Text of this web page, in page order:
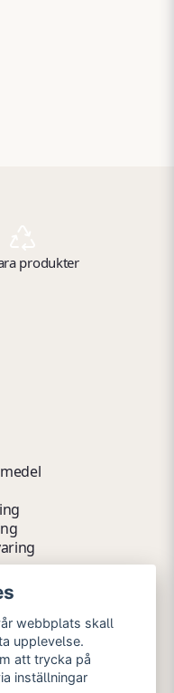
produkter
webbplats skall
upplevelse.
att trycka på
inställningar